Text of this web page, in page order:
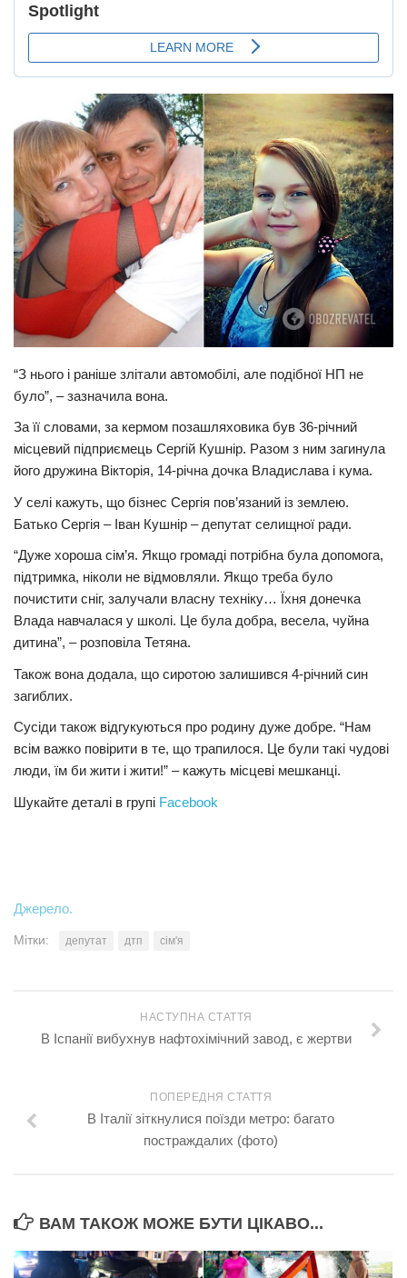
“З нього і раніше злітали автомобілі, але подібної НП не
було”, – зазначила вона.
За її словами, за кермом позашляховика був 36-річний
місцевий підприємець Сергій Кушнір. Разом з ним загинула
його дружина Вікторія, 14-річна дочка Владислава і кума.
У селі кажуть, що бізнес Сергія пов’язаний із землею.
Батько Сергія – Іван Кушнір – депутат селищної ради.
“Дуже хороша сім’я. Якщо громаді потрібна була допомога,
підтримка, ніколи не відмовляли. Якщо треба було
почистити сніг, залучали власну техніку… Їхня донечка
Влада навчалася у школі. Це була добра, весела, чуйна
дитина”, – розповіла Тетяна.
Також вона додала, що сиротою залишився 4-річний син
загиблих.
Сусіди також відгукуються про родину дуже добре. “Нам
всім важко повірити в те, що трапилося. Це були такі чудові
люди, їм би жити і жити!” – кажуть місцеві мешканці.
Шукайте деталі в групі Facebook
Джерело.
Мітки: депутат дтп сім'я
НАСТУПНА СТАТТЯ
В Іспанії вибухнув нафтохімічний завод, є жертви
ПОПЕРЕДНЯ СТАТТЯ
В Італії зіткнулися поїзди метро: багато
постраждалих (фото)
ВАМ ТАКОЖ МОЖЕ БУТИ ЦІКАВО...